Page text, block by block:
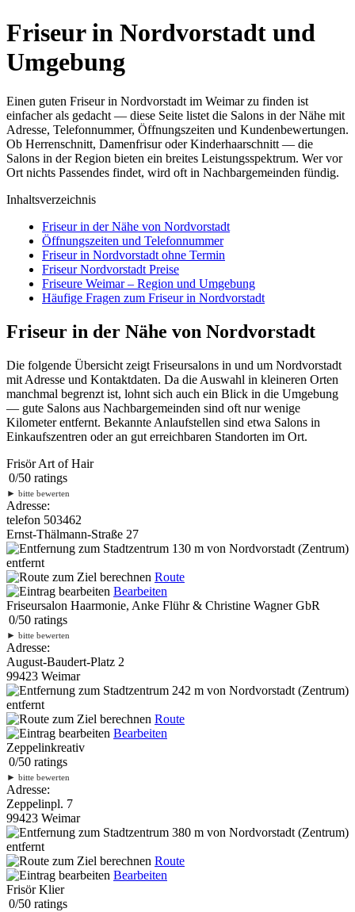
Friseur in Nordvorstadt und
Umgebung
Einen guten Friseur in Nordvorstadt im Weimar zu finden ist
einfacher als gedacht — diese Seite listet die Salons in der Nähe mit
Adresse, Telefonnummer, Öffnungszeiten und Kundenbewertungen.
Ob Herrenschnitt, Damenfrisur oder Kinderhaarschnitt — die
Salons in der Region bieten ein breites Leistungsspektrum. Wer vor
Ort nichts Passendes findet, wird oft in Nachbargemeinden fündig.
Inhaltsverzeichnis
Friseur in der Nähe von Nordvorstadt
Öffnungszeiten und Telefonnummer
Friseur in Nordvorstadt ohne Termin
Friseur Nordvorstadt Preise
Friseure Weimar – Region und Umgebung
Häufige Fragen zum Friseur in Nordvorstadt
Friseur in der Nähe von Nordvorstadt
Die folgende Übersicht zeigt Friseursalons in und um Nordvorstadt
mit Adresse und Kontaktdaten. Da die Auswahl in kleineren Orten
manchmal begrenzt ist, lohnt sich auch ein Blick in die Umgebung
— gute Salons aus Nachbargemeinden sind oft nur wenige
Kilometer entfernt. Bekannte Anlaufstellen sind etwa Salons in
Einkaufszentren oder an gut erreichbaren Standorten im Ort.
Frisör Art of Hair
0/50 ratings
► bitte bewerten
Adresse:
telefon 503462
Ernst-Thälmann-Straße 27
130 m von Nordvorstadt (Zentrum)
entfernt
Route
Bearbeiten
Friseursalon Haarmonie, Anke Flühr & Christine Wagner GbR
0/50 ratings
► bitte bewerten
Adresse:
August-Baudert-Platz 2
99423 Weimar
242 m von Nordvorstadt (Zentrum)
entfernt
Route
Bearbeiten
Zeppelinkreativ
0/50 ratings
► bitte bewerten
Adresse:
Zeppelinpl. 7
99423 Weimar
380 m von Nordvorstadt (Zentrum)
entfernt
Route
Bearbeiten
Frisör Klier
0/50 ratings